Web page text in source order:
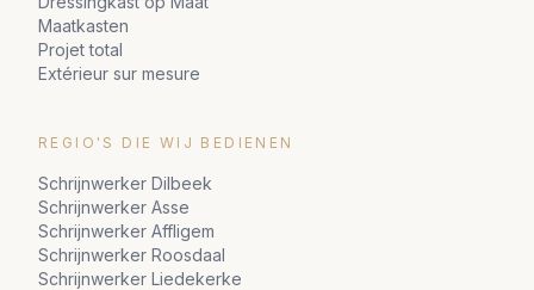
Maatkasten
Projet total
Extérieur sur mesure
REGIO'S DIE WIJ BEDIENEN
Schrijnwerker Dilbeek
Schrijnwerker Asse
Schrijnwerker Affligem
Schrijnwerker Roosdaal
Schrijnwerker Liedekerke